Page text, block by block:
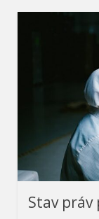
Stav práv